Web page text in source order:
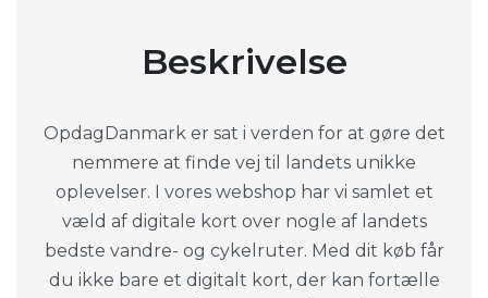
Beskrivelse
OpdagDanmark er sat i verden for at gøre det
nemmere at finde vej til landets unikke
oplevelser. I vores webshop har vi samlet et
væld af digitale kort over nogle af landets
bedste vandre- og cykelruter. Med dit køb får
du ikke bare et digitalt kort, der kan fortælle